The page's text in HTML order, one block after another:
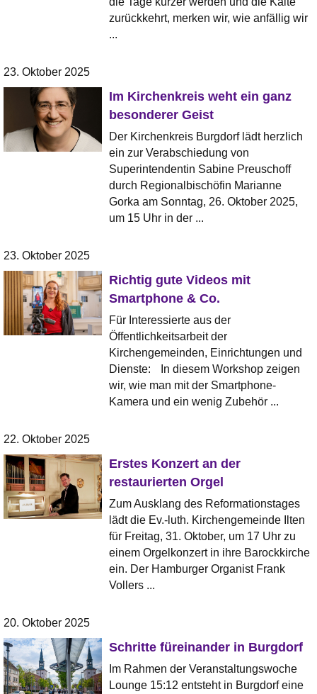
zurückkehrt, merken wir, wie anfällig wir
...
23. Oktober 2025
Im Kirchenkreis weht ein ganz
besonderer Geist
Der Kirchenkreis Burgdorf lädt herzlich
ein zur Verabschiedung von
Superintendentin Sabine Preuschoff
durch Regionalbischöfin Marianne
Gorka am Sonntag, 26. Oktober 2025,
um 15 Uhr in der ...
23. Oktober 2025
Richtig gute Videos mit
Smartphone & Co.
Für Interessierte aus der
Öffentlichkeitsarbeit der
Kirchengemeinden, Einrichtungen und
Dienste: In diesem Workshop zeigen
wir, wie man mit der Smartphone-
Kamera und ein wenig Zubehör ...
22. Oktober 2025
Erstes Konzert an der
restaurierten Orgel
Zum Ausklang des Reformationstages
lädt die Ev.-luth. Kirchengemeinde Ilten
für Freitag, 31. Oktober, um 17 Uhr zu
einem Orgelkonzert in ihre Barockkirche
ein. Der Hamburger Organist Frank
Vollers ...
20. Oktober 2025
Schritte füreinander in Burgdorf
Im Rahmen der Veranstaltungswoche
Lounge 15:12 entsteht in Burgdorf eine